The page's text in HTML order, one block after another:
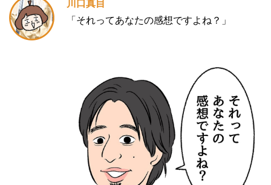
川口真目
「それってあなたの感想ですよね？」